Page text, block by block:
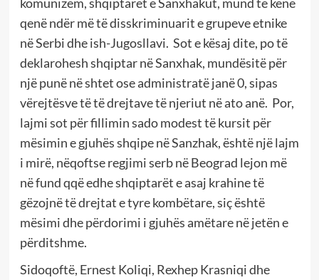
qenë ndër më të disskriminuarit e grupeve etnike
në Serbi dhe ish-Jugosllavi. Sot e kësaj dite, po të
deklarohesh shqiptar në Sanxhak, mundësitë për
një punë në shtet ose administratë janë 0, sipas
vërejtësve të të drejtave të njeriut në ato anë. Por,
lajmi sot për fillimin sado modest të kursit për
mësimin e gjuhës shqipe në Sanzhak, është një lajm
i mirë, nëqoftse regjimi serb në Beograd lejon më
në fund qqë edhe shqiptarët e asaj krahine të
gëzojnë të drejtat e tyre kombëtare, siç është
mësimi dhe përdorimi i gjuhës amëtare në jetën e
përditshme.
Sidoqoftë, Ernest Koliqi, Rexhep Krasniqi dhe